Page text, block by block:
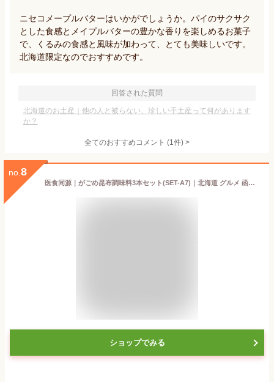
ニセコメープルバターはいかがでしょうか。パイのサクサク
とした食感とメイプルバターの豊かな香りを楽しめるお菓子
で、くるみの食感と風味が加わって、とても美味しいです。
北海道限定なのでおすすめです。
回答された質問
北海道のお土産｜他の人と被らない、珍しい手土産って何があります
か？
全てのおすすめコメント (1件) >
no. 8
医食同源｜がごめ昆布調味料3本セット(SET-A7)｜北海道 グルメ 函館 がごめ昆布｜代金引換不可
ショップでみる